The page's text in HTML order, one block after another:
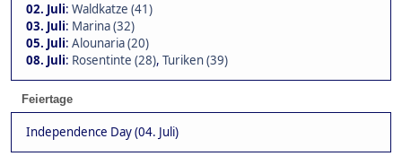
02. Juli: Waldkatze (41)
03. Juli: Marina (32)
05. Juli: Alounaria (20)
08. Juli: Rosentinte (28), Turiken (39)
Feiertage
Independence Day (04. Juli)